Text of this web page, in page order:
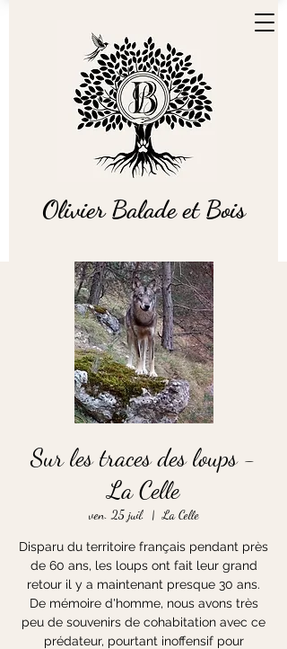
Olivier Balade et Bois
Sur les traces des loups -
La Celle
ven. 25 juil.
  |
La Celle
Disparu du territoire français pendant près
de 60 ans, les loups ont fait leur grand
retour il y a maintenant presque 30 ans.
De mémoire d'homme, nous avons très
peu de souvenirs de cohabitation avec ce
prédateur, pourtant inoffensif pour